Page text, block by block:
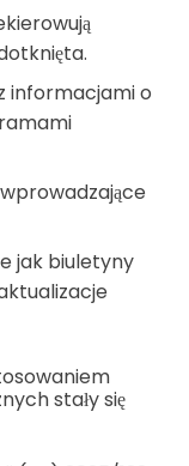
informacjami o
jak biuletyny
stały się